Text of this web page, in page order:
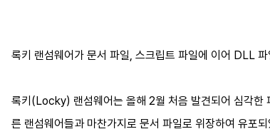
록키 랜섬웨어가 문서 파일, 스크립트 파일에 이어 DLL
록키(Locky) 랜섬웨어는 올해 2월 처음 발견되어 심각한
른 랜섬웨어들과 마찬가지로 문서 파일로 위장하여 유포